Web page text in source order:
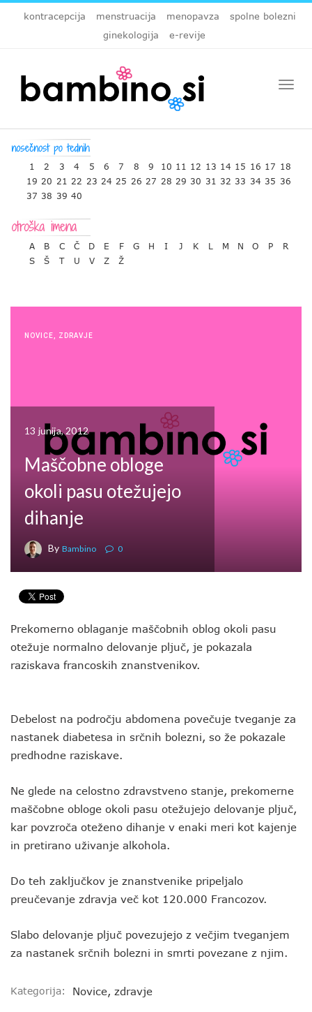
kontracepcija menstruacija menopavza
spolne bolezni
ginekologija
e-revije
1 2 3 4 5 6 7 8 9 10 11 12 13 14 15 16 17 18
19 20 21 22 23 24 25 26 27 28 29 30 31 32 33 34 35 36
37 38 39 40
A B C Č D E F G H I J K L M N O P
R
S
Š T U V Z Ž
NOVICE ZDRAVJE
13 junija, 2012
Maščobne obloge
okoli pasu otežujejo
dihanje
By Bambino 0
Prekomerno oblaganje maščobnih oblog okoli pasu
otežuje normalno delovanje pljuč, je pokazala
raziskava francoskih znanstvenikov.
Debelost na področju abdomena povečuje tveganje za
nastanek diabetesa in srčnih bolezni, so že pokazale
predhodne raziskave.
Ne glede na celostno zdravstveno stanje, prekomerne
maščobne obloge okoli pasu otežujejo delovanje pljuč,
kar povzroča oteženo dihanje v enaki meri kot kajenje
in pretirano uživanje alkohola.
Do teh zaključkov je znanstvenike pripeljalo
preučevanje zdravja več kot 120.000 Francozov.
Slabo delovanje pljuč povezujejo z večjim tveganjem
za nastanek srčnih bolezni in smrti povezane z njim.
Kategorija: Novice, zdravje